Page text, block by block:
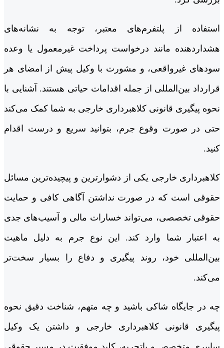
استفاده از پلتفرم‌های معتبر، توجه به نشانه‌های
هشداردهنده مانند درخواست پرداخت غیرمعمول یا وعده
سودهای غیرواقعی، و مشورت با وکیل پیش از امضای هر
قرارداد بین‌المللی از جمله اقدامات حیاتی هستند. آشنایی با
نحوه پیگیری قانونی کلاهبرداری خارجی به شما کمک می‌کند
حتی در صورت وقوع جرم، بتوانید سریع و درست اقدام
کنید.
کلاهبرداری خارجی یکی از دشوارترین و پیچیده‌ترین مسائل
حقوقی است که در صورت نداشتن آگاهی کافی و حمایت
حقوقی تخصصی، می‌تواند خسارات مالی و آسیب‌های جدی
به اعتبار شما وارد کند. این نوع جرم به دلیل ماهیت
بین‌المللی خود، روند پیگیری و دفاع را بسیار سخت‌تر
می‌کند.
چه در جایگاه شاکی باشید و چه متهم، شناخت دقیق نحوه
پیگیری قانونی کلاهبرداری خارجی و داشتن یک وکیل